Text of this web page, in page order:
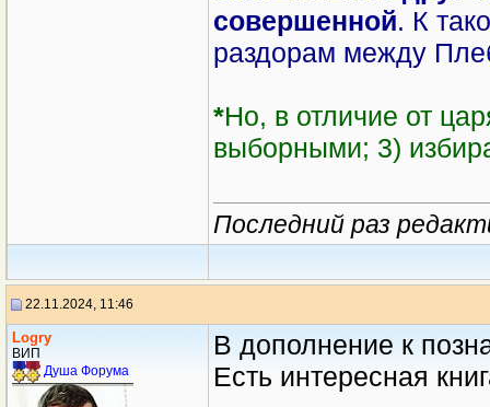
совершенной. К
раздорам между
*Но, в отличие от
выборными; 3)
Последний раз
22.11.2024, 11:46
Logry
ВИП
Душа Форума
В дополнение к
Есть интересная